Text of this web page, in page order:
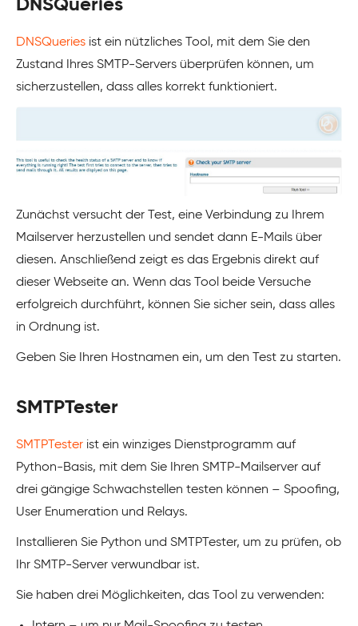
DNSQueries
DNSQueries ist ein nützliches Tool, mit dem Sie den
Zustand Ihres SMTP-Servers überprüfen können, um
sicherzustellen, dass alles korrekt funktioniert.
Zunächst versucht der Test, eine Verbindung zu Ihrem
Mailserver herzustellen und sendet dann E-Mails über
diesen. Anschließend zeigt es das Ergebnis direkt auf
dieser Webseite an. Wenn das Tool beide Versuche
erfolgreich durchführt, können Sie sicher sein, dass alles
in Ordnung ist.
Geben Sie Ihren Hostnamen ein, um den Test zu starten.
SMTPTester
SMTPTester ist ein winziges Dienstprogramm auf
Python-Basis, mit dem Sie Ihren SMTP-Mailserver auf
drei gängige Schwachstellen testen können – Spoofing,
User Enumeration und Relays.
Installieren Sie Python und SMTPTester, um zu prüfen, ob
Ihr SMTP-Server verwundbar ist.
Sie haben drei Möglichkeiten, das Tool zu verwenden: